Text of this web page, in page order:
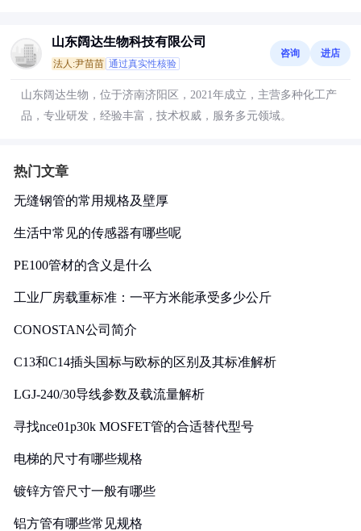
山东阔达生物科技有限公司
法人:尹苗苗 通过真实性核验
咨询 进店
山东阔达生物，位于济南济阳区，2021年成立，主营多种化工产
品，专业研发，经验丰富，技术权威，服务多元领域。
热门文章
无缝钢管的常用规格及壁厚
生活中常见的传感器有哪些呢
PE100管材的含义是什么
工业厂房载重标准：一平方米能承受多少公斤
CONOSTAN公司简介
C13和C14插头国标与欧标的区别及其标准解析
LGJ-240/30导线参数及载流量解析
寻找nce01p30k MOSFET管的合适替代型号
电梯的尺寸有哪些规格
镀锌方管尺寸一般有哪些
铝方管有哪些常见规格